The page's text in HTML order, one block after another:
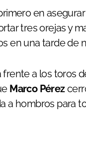
en
tres orejas y
en una tarde de
a los toros
Marco Pérez
a hombros para